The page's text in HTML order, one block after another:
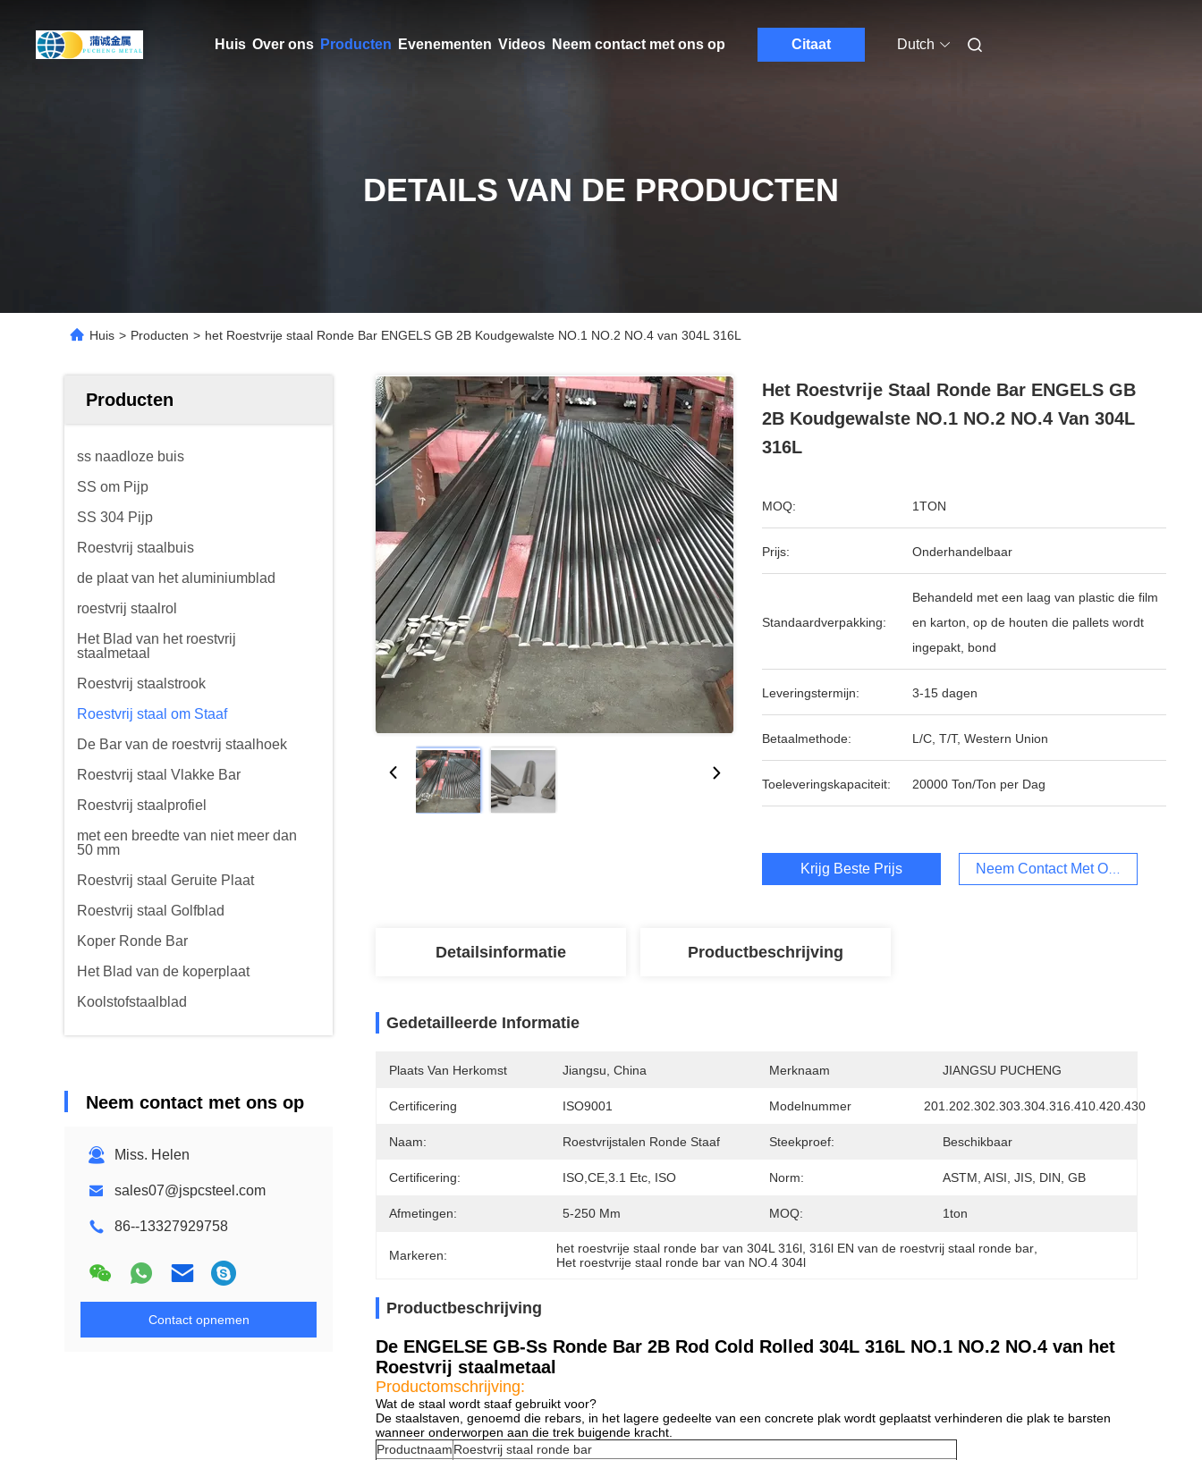
Huis Over ons Producten Evenementen Videos Neem contact met ons op Citaat Dutch
DETAILS VAN DE PRODUCTEN
Huis > Producten > het Roestvrije staal Ronde Bar ENGELS GB 2B Koudgewalste NO.1 NO.2 NO.4 van 304L 316L
Producten
ss naadloze buis
SS om Pijp
SS 304 Pijp
Roestvrij staalbuis
de plaat van het aluminiumblad
roestvrij staalrol
Het Blad van het roestvrij
staalmetaal
Roestvrij staalstrook
Roestvrij staal om Staaf
De Bar van de roestvrij staalhoek
Roestvrij staal Vlakke Bar
Roestvrij staalprofiel
met een breedte van niet meer dan
50 mm
Roestvrij staal Geruite Plaat
Roestvrij staal Golfblad
Koper Ronde Bar
Het Blad van de koperplaat
Koolstofstaalblad
Neem contact met ons op
Miss. Helen
sales07@jspcsteel.com
86--13327929758
Contact opnemen
Het Roestvrije Staal Ronde Bar ENGELS GB
2B Koudgewalste NO.1 NO.2 NO.4 Van 304L
316L
MOQ: 1TON
Prijs: Onderhandelbaar
Standaardverpakking:
Behandeld met een laag van plastic die film
en karton, op de houten die pallets wordt
ingepakt, bond
Leveringstermijn: 3-15 dagen
Betaalmethode: L/C, T/T, Western Union
Toeleveringskapaciteit: 20000 Ton/Ton per Dag
Krijg Beste Prijs Neem Contact Met Ons Op
Detailsinformatie Productbeschrijving
Gedetailleerde Informatie
Plaats Van Herkomst Jiangsu, China Merknaam JIANGSU PUCHENG
Certificering ISO9001 Modelnummer 201.202.302.303.304.316.410.420.430
Naam: Roestvrijstalen Ronde Staaf Steekproef: Beschikbaar
Certificering: ISO,CE,3.1 Etc, ISO Norm: ASTM, AISI, JIS, DIN, GB
Afmetingen: 5-250 Mm MOQ: 1ton
Markeren: het roestvrije staal ronde bar van 304L 316l , 316l EN van de roestvrij staal ronde bar
Het roestvrije staal ronde bar van NO.4 304l
Productbeschrijving
De ENGELSE GB-Ss Ronde Bar 2B Rod Cold Rolled 304L 316L NO.1 NO.2 NO.4 van het
Roestvrij staalmetaal
Productomschrijving:
Wat de staal wordt staaf gebruikt voor?
De staalstaven, genoemd die rebars, in het lagere gedeelte van een concrete plak wordt geplaatst verhinderen die plak te barsten
wanneer onderworpen aan die trek buigende kracht.
ProductnaamRoestvrij staal ronde bar